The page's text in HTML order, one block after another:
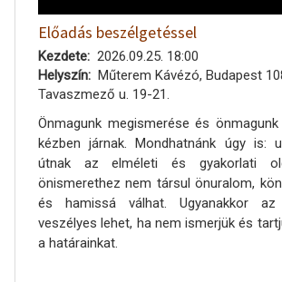
Előadás beszélgetéssel
Kezdete
2026.09.25. 18:00
Helyszín
Műterem Kávézó, Budapest
Tavaszmező u. 19-21.
Önmagunk megismerése és
kézben járnak. Mondhatnánk úgy is:
útnak az elméleti és gyakorlati
önismerethez nem társul önuralom,
és hamissá válhat. Ugyanakkor
veszélyes lehet, ha nem ismerjük és
a határainkat.